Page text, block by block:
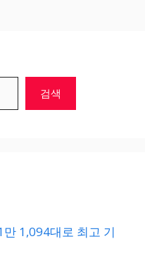
검색
1,094대로 최고 기